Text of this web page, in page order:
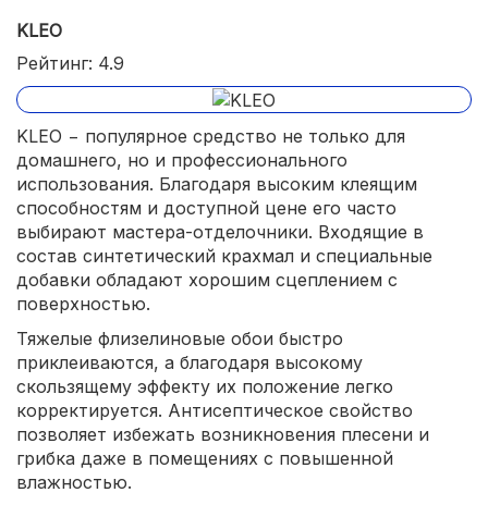
KLEO
Рейтинг: 4.9
KLEO − популярное средство не только для
домашнего, но и профессионального
использования. Благодаря высоким клеящим
способностям и доступной цене его часто
выбирают мастера-отделочники. Входящие в
состав синтетический крахмал и специальные
добавки обладают хорошим сцеплением с
поверхностью.
Тяжелые флизелиновые обои быстро
приклеиваются, а благодаря высокому
скользящему эффекту их положение легко
корректируется. Антисептическое свойство
позволяет избежать возникновения плесени и
грибка даже в помещениях с повышенной
влажностью.